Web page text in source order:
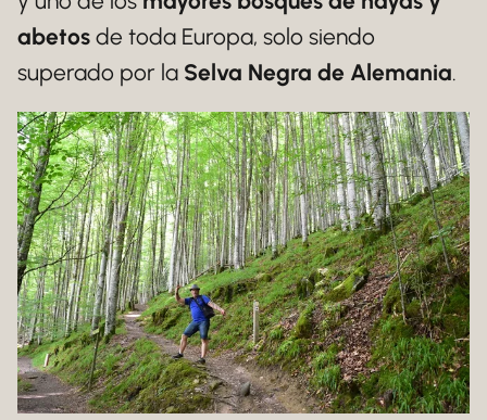
abetos de toda Europa, solo siendo
superado por la Selva Negra de Alemania.